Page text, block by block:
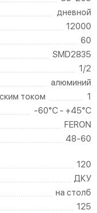
дневной
12000
60
SMD2835
1/2
алюминий
током
1
-60°C - +45°C
FERON
48-60
120
ДКУ
на столб
125